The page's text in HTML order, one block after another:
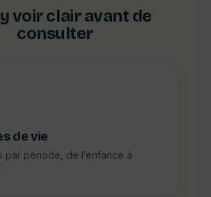
voir clair avant de
consulter
de vie
par période, de l’enfance à